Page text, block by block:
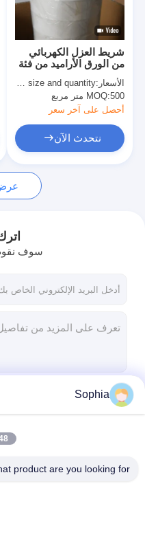
شريط العزل الكهربائي
من الورق الأراميد من فئة
الأسعار:basing on size and quantity
MOQ:500 متر مربع
أحصل على آخر سعر
نتحدث الآن
سوف
Sophia
product are you looking for?